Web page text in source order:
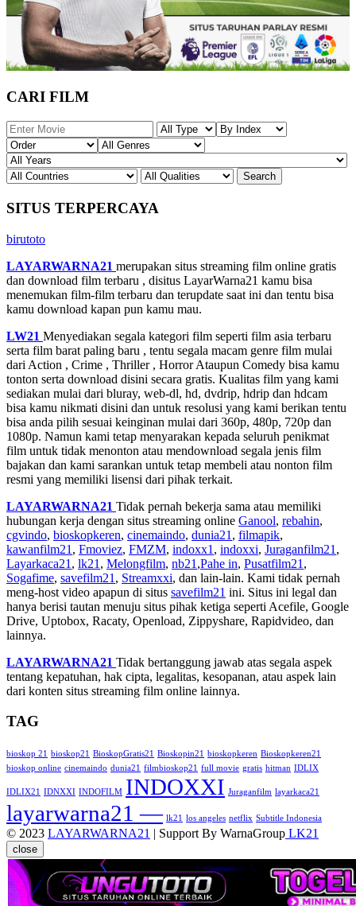
CARI FILM
SITUS TERPERCAYA
birutoto
LAYARWARNA21 merupakan situs streaming film online gratis
dan download film terbaru , disitus LayarWarna21 kamu bisa
menemukan film-film terbaru dan terupdate saat ini dan tentu bisa
kamu download kapan pun kamu mau.
LW21 Menyediakan segala kategori film seperti film asia terbaru
serta film barat paling baru , tentu segala macam genre film mulai
dari Action , Crime , Thriller , Horror Ataupun Comedy bisa kamu
tonton serta download disini secara gratis. Kualitas film yang kami
sediakan mulai dari bluray, web-dl, hd, dvdrip, hdrip dan hdcam
bisa kamu nikmati disini dan untuk resolusi yang kami berikan tentu
bisa anda pilih sesuai keinginan mulai dari 360p, 480p, 720p dan
1080p. Namun kami tetap menyarakan kepada seluruh penikmat
film untuk tidak menonton atau mendownload segala jenis film
bajakan dan kami sarankan untuk tetap membeli atau nonton film
resmi yang memiliki lisensi dari pihak terkait.
LAYARWARNA21 Tidak pernah bekerja sama atau memiliki
hubungan kerja dengan situs streaming online Ganool, rebahin,
cgvindo, bioskopkeren, cinemaindo, dunia21 , filmapik,
kawanfilm21 , Fmoviez, FMZM, indoxx1 , indoxxi, Juraganfilm21 ,
Layarkaca21 , lk21 , Melongfilm, nb21 ,Pahe in, Pusatfilm21 ,
Sogafime, savefilm21 , Streamxxi, dan lain-lain. Kami tidak pernah
meng-host video apapun di situs savefilm21 ini. Situs ini legal dan
hanya berisi tautan menuju situs pihak ketiga seperti Acefile, Google
Drive, Uptobox, Racaty, Openload, Zippyshare, Rapidvideo, dan
lainnya.
LAYARWARNA21 Tidak bertanggung jawab atas segala aspek
tentang kepatuhan, hak cipta, legalitas, kesopanan, atau aspek lain
dari konten situs streaming film online lainnya.
TAG
bioskop 21 bioskop21 BioskopGratis21 Bioskopin21 bioskopkeren Bioskopkeren21
bioskop online cinemaindo dunia21 filmbioskop21 full movie gratis hitman IDLIX
IDLIX21 IDNXXI INDOFILM INDOXXI Juraganfilm layarkaca21
layarwarna21 — lk21 los angeles netflix Subtitle Indonesia
© 2023 LAYARWARNA21 | Support By WarnaGroup LK21
close